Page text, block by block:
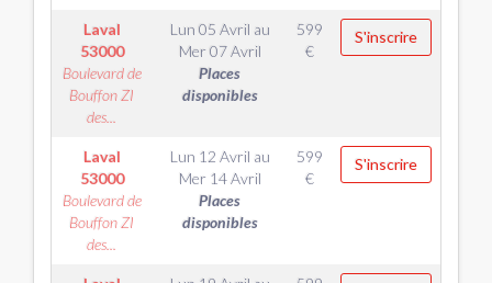
Laval
53000
Boulevard de
Bouffon ZI
des...
Lun 05 Avril au
Mer 07 Avril
Places
disponibles
599
€
S'inscrire
Laval
53000
Boulevard de
Bouffon ZI
des...
Lun 12 Avril au
Mer 14 Avril
Places
disponibles
599
€
S'inscrire